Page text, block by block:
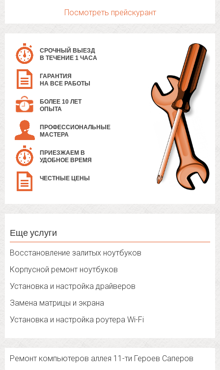
Посмотреть прейскурант
СРОЧНЫЙ ВЫЕЗД
В ТЕЧЕНИЕ 1 ЧАСА
ГАРАНТИЯ
НА ВСЕ РАБОТЫ
БОЛЕЕ 10 ЛЕТ
ОПЫТА
ПРОФЕССИОНАЛЬНЫЕ
МАСТЕРА
ПРИЕЗЖАЕМ В
УДОБНОЕ ВРЕМЯ
ЧЕСТНЫЕ ЦЕНЫ
Еще услуги
Восстановление залитых ноутбуков
Корпусной ремонт ноутбуков
Установка и настройка драйверов
Замена матрицы и экрана
Установка и настройка роутера Wi-Fi
Ремонт компьютеров аллея 11-ти Героев Саперов